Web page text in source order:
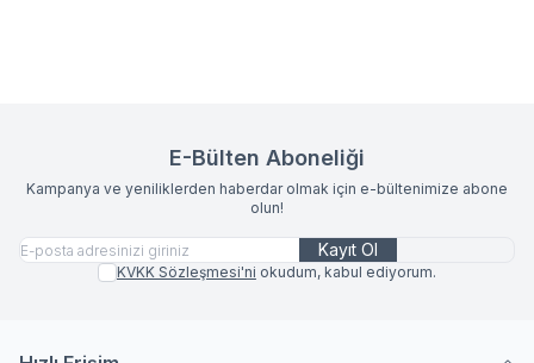
E-Bülten Aboneliği
Kampanya ve yeniliklerden haberdar olmak için e-bültenimize abone
olun!
Kayıt Ol
KVKK Sözleşmesi'ni okudum, kabul ediyorum.